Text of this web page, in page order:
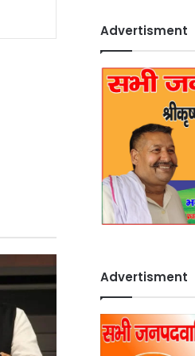
Advertisment
Advertisment